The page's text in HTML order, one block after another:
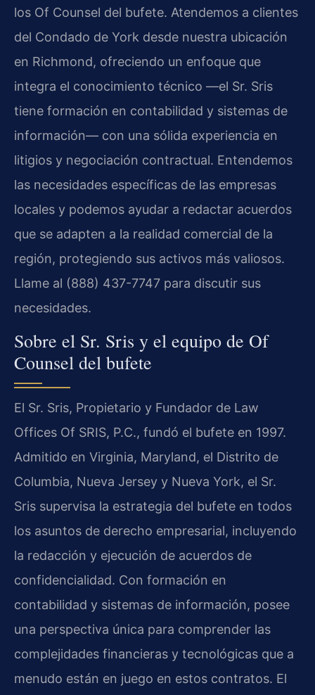
los Of Counsel del bufete. Atendemos a clientes
del Condado de York desde nuestra ubicación
en Richmond, ofreciendo un enfoque que
integra el conocimiento técnico —el Sr. Sris
tiene formación en contabilidad y sistemas de
información— con una sólida experiencia en
litigios y negociación contractual. Entendemos
las necesidades específicas de las empresas
locales y podemos ayudar a redactar acuerdos
que se adapten a la realidad comercial de la
región, protegiendo sus activos más valiosos.
Llame al (888) 437-7747 para discutir sus
necesidades.
Sobre el Sr. Sris y el equipo de Of
Counsel del bufete
El Sr. Sris, Propietario y Fundador de Law
Offices Of SRIS, P.C., fundó el bufete en 1997.
Admitido en Virginia, Maryland, el Distrito de
Columbia, Nueva Jersey y Nueva York, el Sr.
Sris supervisa la estrategia del bufete en todos
los asuntos de derecho empresarial, incluyendo
la redacción y ejecución de acuerdos de
confidencialidad. Con formación en
contabilidad y sistemas de información, posee
una perspectiva única para comprender las
complejidades financieras y tecnológicas que a
menudo están en juego en estos contratos. El